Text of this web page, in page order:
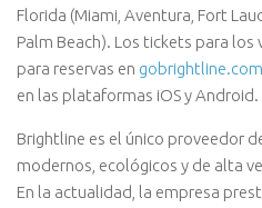
Florida (Miami, Aventura, Fort
Palm Beach). Los tickets para los
para reservas en gobrightline.com
en las plataformas iOS y Android.
Brightline es el único proveedor
modernos, ecológicos y de alta
En la actualidad, la empresa